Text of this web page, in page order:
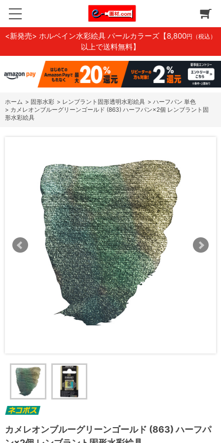
<新発売> ホルベイン水彩絵具 パールカラーズ 【8,800円（税込）
以上で送料無料】
ホーム > 固形水彩 > レンブラント固形透明水彩絵具 > ハーフパン 単色
> カメレオンブルーグリーンゴールド (863) ハーフパン×2個 レンブラント固
形水彩絵具
カメレオンブルーグリーンゴールド (863) ハーフパ